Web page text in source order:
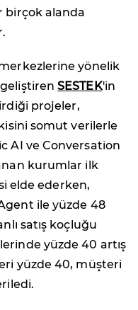
birçok alanda
yönelik
geliştirenSESTEK'in
projeler,
somut verilerle
AI ve Conversation
kurumlar ilk
elde ederken,
ile yüzde 48
satış koçluğu
yüzde 40 artış
yüzde 40, müşteri